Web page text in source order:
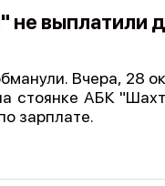
не выплатили
Вчера, 28
стоянке АБК
зарплате.